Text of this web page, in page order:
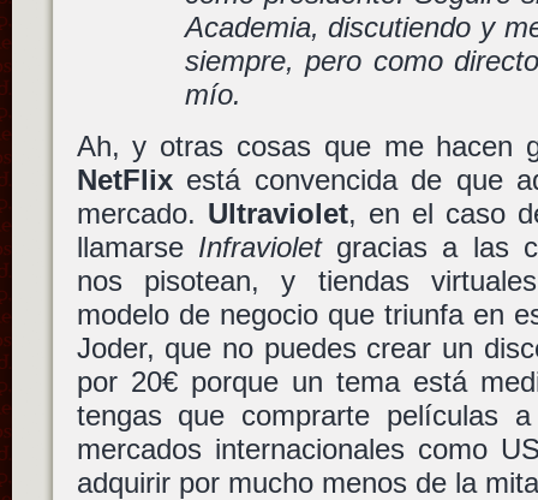
Academia, discutiendo y
siempre, pero como
mío.
Ah, y otras cosas que me hacen
NetFlixestá convencida de que
mercado. Ultraviolet, en el caso
llamarse Infravioletgracias a las
nos pisotean, y tiendas
modelo de negocio que triunfa en
Joder, que no puedes crear un
por 20€ porque un tema está
tengas que comprarte películas
mercados internacionales como
adquirir por mucho menos de la